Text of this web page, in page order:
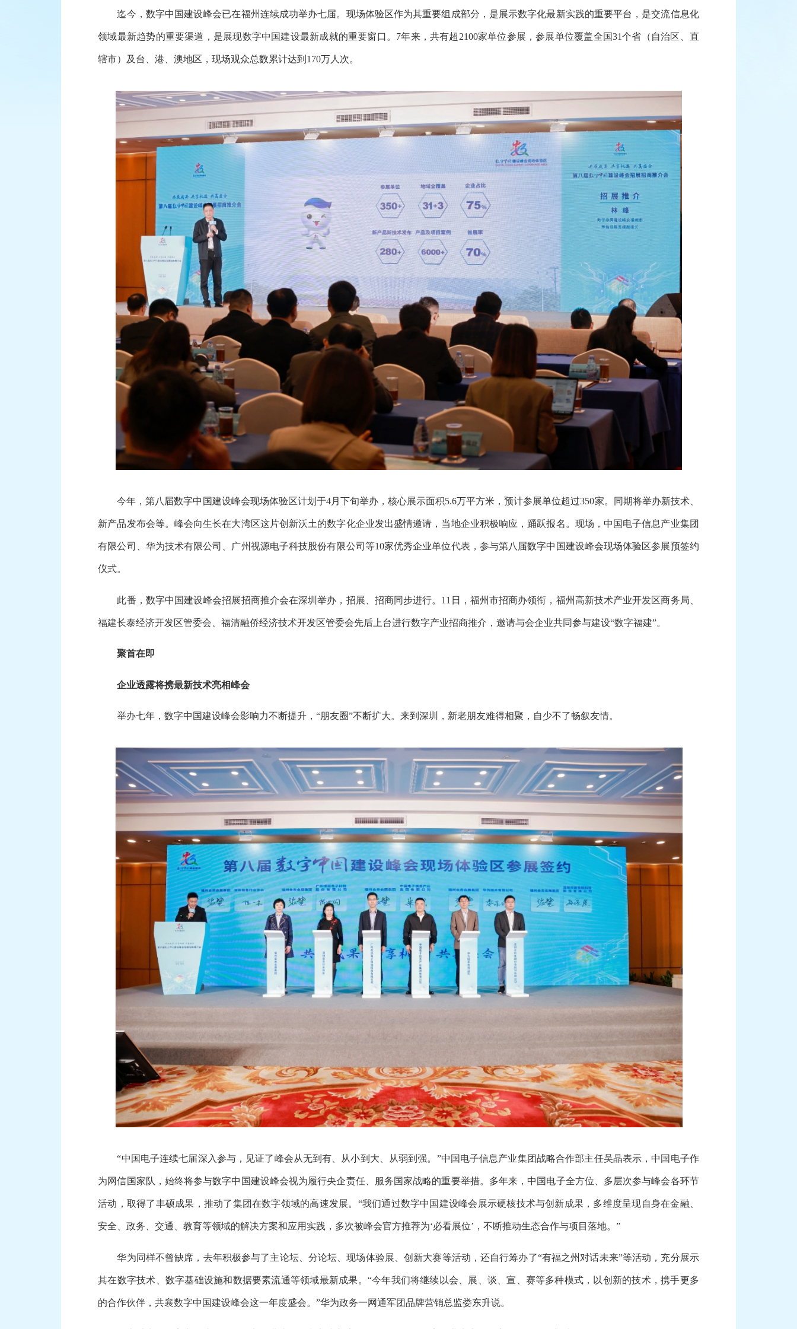
迄今，数字中国建设峰会已在福州连续成功举办七届。现场体验区作为其重要组成部分，是展示数字化最新实践的重要平台，是交流信息化
领域最新趋势的重要渠道，是展现数字中国建设最新成就的重要窗口。7年来，共有超2100家单位参展，参展单位覆盖全国31个省（自治区、直
辖市）及台、港、澳地区，现场观众总数累计达到170万人次。
今年，第八届数字中国建设峰会现场体验区计划于4月下旬举办，核心展示面积5.6万平方米，预计参展单位超过350家。同期将举办新技术、
新产品发布会等。峰会向生长在大湾区这片创新沃土的数字化企业发出盛情邀请，当地企业积极响应，踊跃报名。现场，中国电子信息产业集团
有限公司、华为技术有限公司、广州视源电子科技股份有限公司等10家优秀企业单位代表，参与第八届数字中国建设峰会现场体验区参展预签约
仪式。
此番，数字中国建设峰会招展招商推介会在深圳举办，招展、招商同步进行。11日，福州市招商办领衔，福州高新技术产业开发区商务局、
福建长泰经济开发区管委会、福清融侨经济技术开发区管委会先后上台进行数字产业招商推介，邀请与会企业共同参与建设“数字福建”。
聚首在即
企业透露将携最新技术亮相峰会
举办七年，数字中国建设峰会影响力不断提升，“朋友圈”不断扩大。来到深圳，新老朋友难得相聚，自少不了畅叙友情。
“中国电子连续七届深入参与，见证了峰会从无到有、从小到大、从弱到强。”中国电子信息产业集团战略合作部主任吴晶表示，中国电子作
为网信国家队，始终将参与数字中国建设峰会视为履行央企责任、服务国家战略的重要举措。多年来，中国电子全方位、多层次参与峰会各环节
活动，取得了丰硕成果，推动了集团在数字领域的高速发展。“我们通过数字中国建设峰会展示硬核技术与创新成果，多维度呈现自身在金融、
安全、政务、交通、教育等领域的解决方案和应用实践，多次被峰会官方推荐为‘必看展位’，不断推动生态合作与项目落地。”
华为同样不曾缺席，去年积极参与了主论坛、分论坛、现场体验展、创新大赛等活动，还自行筹办了“有福之州对话未来”等活动，充分展示
其在数字技术、数字基础设施和数据要素流通等领域最新成果。“今年我们将继续以会、展、谈、宣、赛等多种模式，以创新的技术，携手更多
的合作伙伴，共襄数字中国建设峰会这一年度盛会。”华为政务一网通军团品牌营销总监娄东升说。